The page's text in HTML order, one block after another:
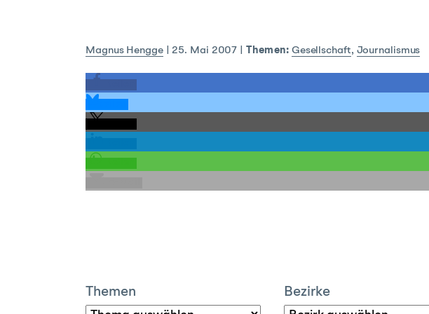
Magnus Hengge| 25. Mai 2007 Themen: Gesellschaft, Journalismus
Themen Bezirke